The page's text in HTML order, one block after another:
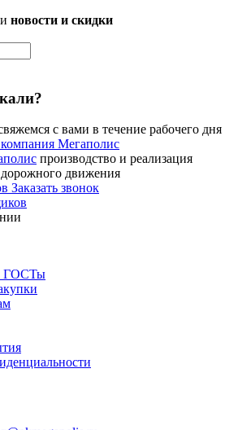
новости и скидки
с вами в течение рабочего дня
производство и реализация
дорожного движения
Заказать звонок
ГОСТы